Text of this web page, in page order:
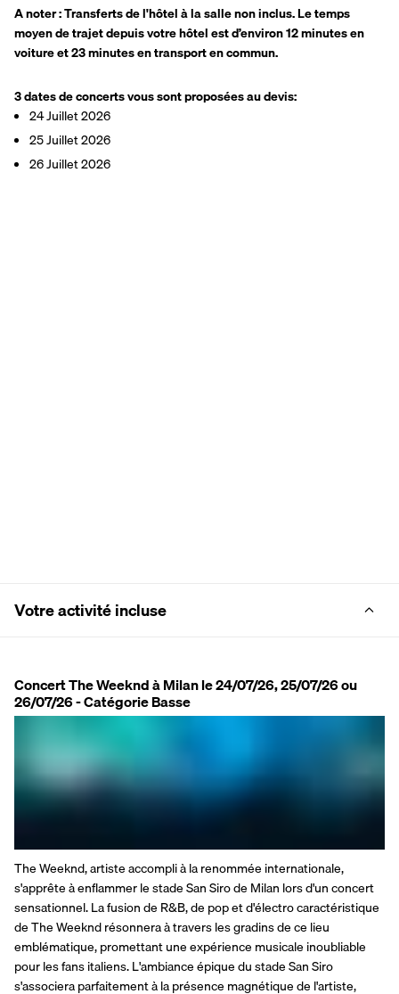
A noter : Transferts de l'hôtel à la salle non inclus. Le temps
moyen de trajet depuis votre hôtel est d’environ 12 minutes en
voiture et 23 minutes en transport en commun.
3 dates de concerts vous sont proposées au devis:
24 Juillet 2026
25 Juillet 2026
26 Juillet 2026
Votre activité incluse
Concert The Weeknd à Milan le 24/07/26, 25/07/26 ou
26/07/26 - Catégorie Basse
The Weeknd, artiste accompli à la renommée internationale,
s'apprête à enflammer le stade San Siro de Milan lors d'un concert
sensationnel. La fusion de R&B, de pop et d'électro caractéristique
de The Weeknd résonnera à travers les gradins de ce lieu
emblématique, promettant une expérience musicale inoubliable
pour les fans italiens. L'ambiance épique du stade San Siro
s'associera parfaitement à la présence magnétique de l'artiste,